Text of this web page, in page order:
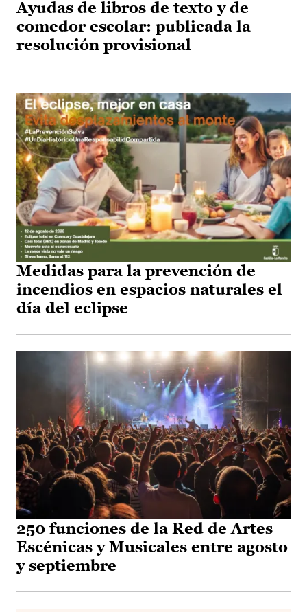
Ayudas de libros de texto y de
comedor escolar: publicada la
resolución provisional
Medidas para la prevención de
incendios en espacios naturales el
día del eclipse
250 funciones de la Red de Artes
Escénicas y Musicales entre agosto
y septiembre